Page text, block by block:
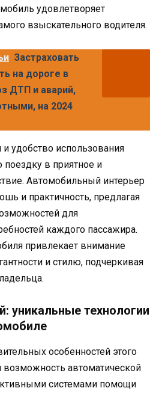
удовлетворяет
взыскательного водителя.
Застраховать
на дороге в
ДТП и аварий,
на 2024
удобство использования
в приятное и
Автомобильный интерьер
и практичность, предлагая
для
каждого пассажира.
привлекает внимание
и стилю, подчеркивая
уникальные технологии
особенностей этого
возможность автоматической
системами помощи